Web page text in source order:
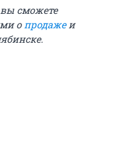
вы сможете
опродажеи